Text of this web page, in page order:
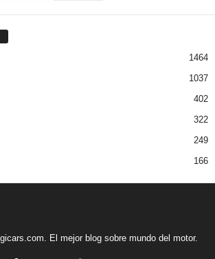
1464
1037
402
322
249
166
El mejor blog sobre mundo del motor.